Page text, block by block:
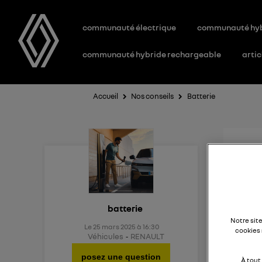
communauté électrique communauté
communauté hybride rechargeable
Accueil Nos conseils Batterie
batterie
Le 25 mars 2025 à 16:30
Véhicules RENAULT
posez une question
Notre
cookies
À tout